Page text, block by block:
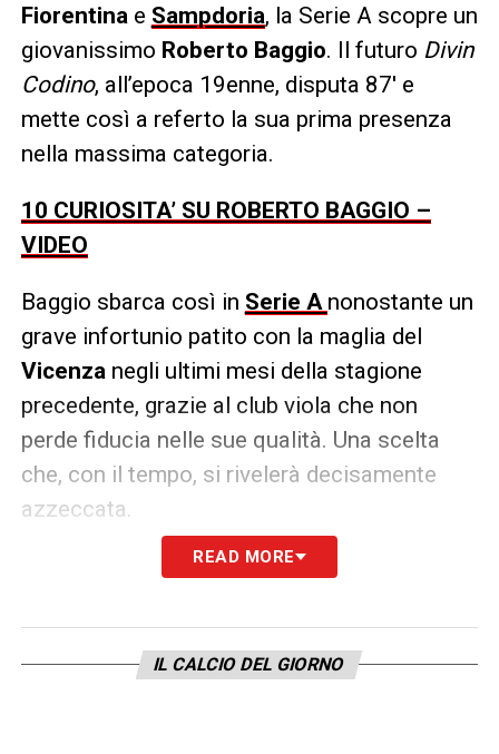
Fiorentina e Sampdoria, la Serie A scopre un
giovanissimo Roberto Baggio. Il futuro Divin
Codino, all’epoca 19enne, disputa 87′ e
mette così a referto la sua prima presenza
nella massima categoria.
10 CURIOSITA’ SU ROBERTO BAGGIO –
VIDEO
Baggio sbarca così in Serie A nonostante un
grave infortunio patito con la maglia del
Vicenza negli ultimi mesi della stagione
precedente, grazie al club viola che non
perde fiducia nelle sue qualità. Una scelta
che, con il tempo, si rivelerà decisamente
azzeccata.
al giorno
READ MORE
IL CALCIO DEL GIORNO